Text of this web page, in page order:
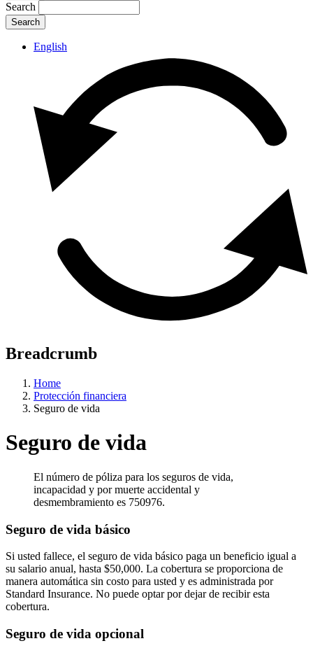
Search
English
Breadcrumb
Home
Protección financiera
Seguro de vida
Seguro de vida
El número de póliza para los seguros de vida,
incapacidad y por muerte accidental y
desmembramiento es 750976.
Seguro de vida básico
Si usted fallece, el seguro de vida básico paga un beneficio igual a
su salario anual, hasta $50,000. La cobertura se proporciona de
manera automática sin costo para usted y es administrada por
Standard Insurance. No puede optar por dejar de recibir esta
cobertura.
Seguro de vida opcional